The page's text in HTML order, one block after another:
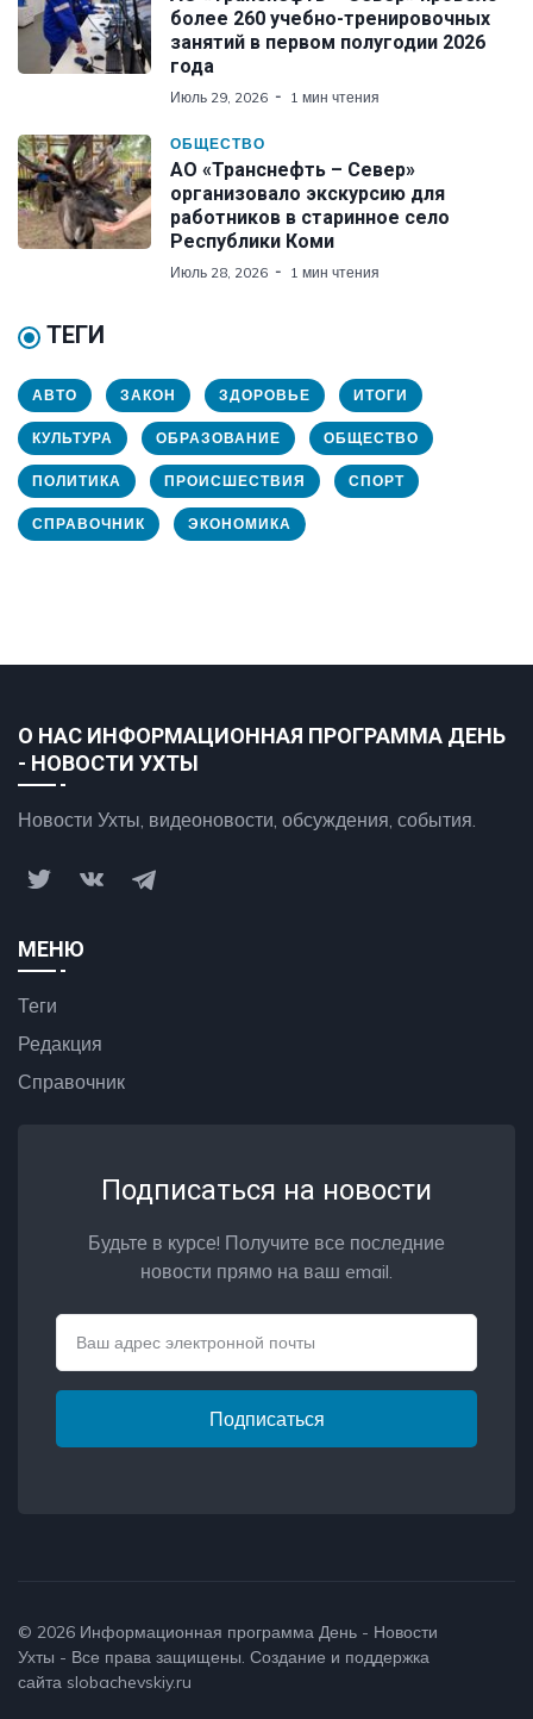
более 260 учебно-тренировочных
занятий в первом полугодии 2026
года
Июль 29, 2026 1 мин чтения
ОБЩЕСТВО
АО «Транснефть – Север»
организовало экскурсию для
работников в старинное село
Республики Коми
Июль 28, 2026 1 мин чтения
ТЕГИ
АВТО ЗАКОН ЗДОРОВЬЕ ИТОГИ
КУЛЬТУРА ОБРАЗОВАНИЕ ОБЩЕСТВО
ПОЛИТИКА ПРОИСШЕСТВИЯ СПОРТ
СПРАВОЧНИК ЭКОНОМИКА
О НАС ИНФОРМАЦИОННАЯ ПРОГРАММА ДЕНЬ
- НОВОСТИ УХТЫ
Новости Ухты, видеоновости, обсуждения, события.
МЕНЮ
Теги
Редакция
Справочник
Подписаться на новости
Будьте в курсе! Получите все последние
новости прямо на ваш email.
Подписаться
© 2026 Информационная программа День - Новости
Ухты - Все права защищены. Создание и поддержка
сайта slobachevskiy.ru